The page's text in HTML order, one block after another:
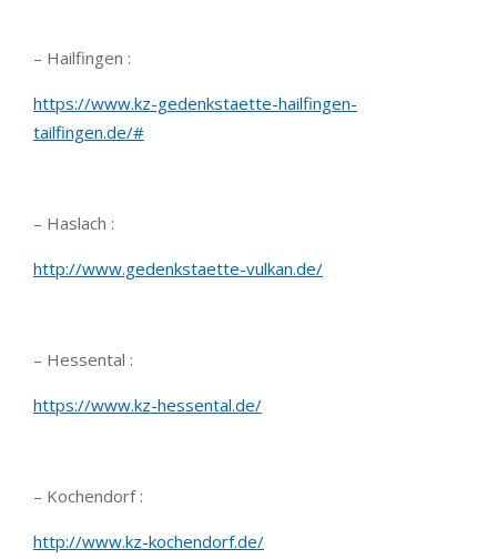
– Hailfingen :
https://www.kz-gedenkstaette-hailfingen-
tailfingen.de/#
– Haslach :
http://www.gedenkstaette-vulkan.de/
– Hessental :
https://www.kz-hessental.de/
– Kochendorf :
http://www.kz-kochendorf.de/